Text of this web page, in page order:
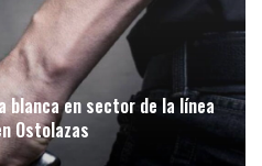
blanca en sector de la línea
Ostolazas